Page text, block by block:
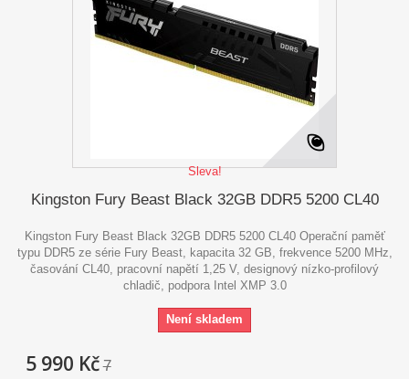
Sleva!
Kingston Fury Beast Black 32GB DDR5 5200 CL40
Kingston Fury Beast Black 32GB DDR5 5200 CL40 Operační paměť
typu DDR5 ze série Fury Beast, kapacita 32 GB, frekvence 5200 MHz,
časování CL40, pracovní napětí 1,25 V, designový nízko-profilový
chladič, podpora Intel XMP 3.0
Není skladem
5 990 Kč 7